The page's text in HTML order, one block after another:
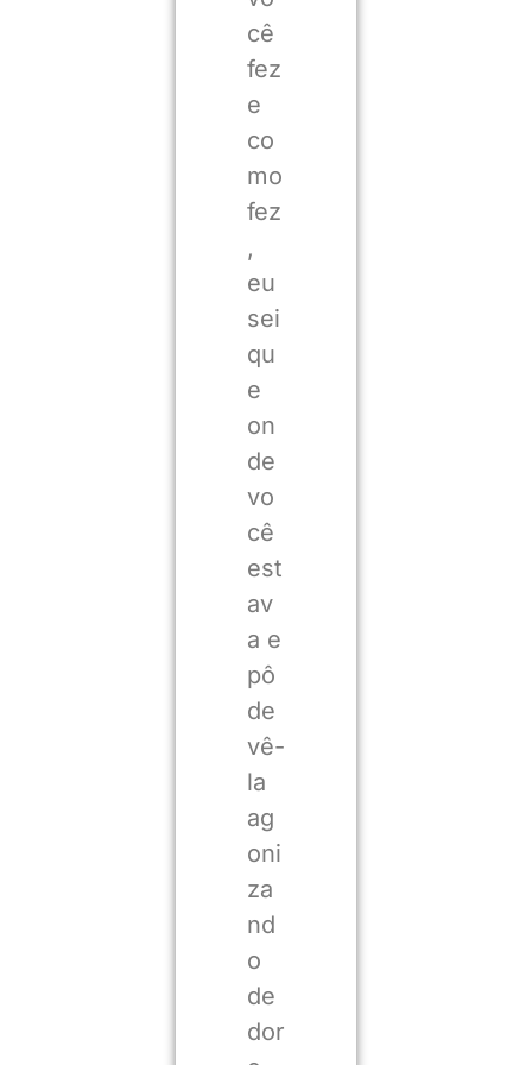
cê
fez
e
co
mo
fez
,
eu
sei
qu
e
on
de
vo
cê
est
av
a e
pô
de
vê-
la
ag
oni
za
nd
o
de
dor